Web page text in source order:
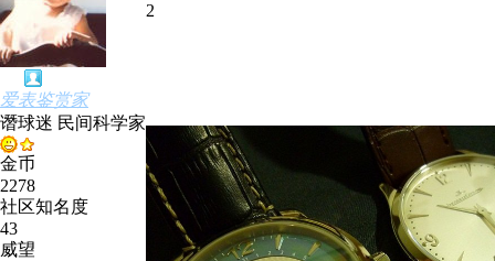
爱表鉴赏家
谮球迷 民间科学家
金币
2278
社区知名度
43
威望
2